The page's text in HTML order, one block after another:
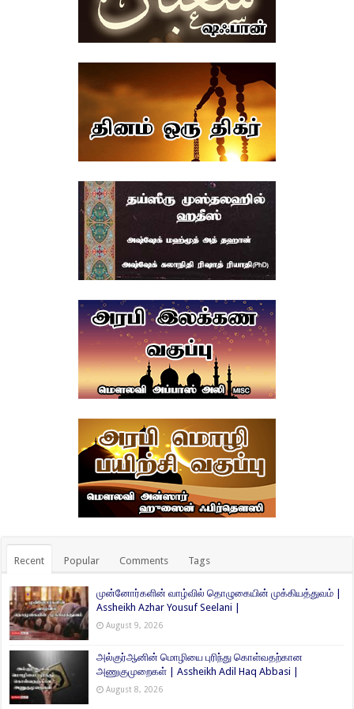
Recent Popular Comments Tags
முன்னோர்களின் வாழ்வில் தொழுகையின் முக்கியத்துவம் |
Assheikh Azhar Yousuf Seelani |
August 9, 2026
அல்குர்ஆனின் மொழியை புரிந்து கொள்வதற்கான
அணுகுமுறைகள் | Assheikh Adil Haq Abbasi |
August 8, 2026